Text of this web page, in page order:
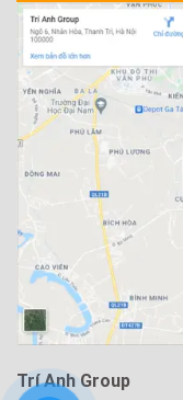
Trí Anh Group